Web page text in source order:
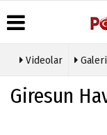
Haber
Videolar
Giresun